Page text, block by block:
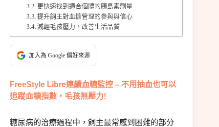
更快速找到適合個體的胰島素劑量
提升飼主對血糖管理的參與與信心
減輕毛孩壓力，改善生活品質
加入為 Google 偏好來源
FreeStyle Libre連續血糖監控 – 不用抽血也可以
追蹤血糖指數，毛孩無壓力!
糖尿病的治療過程中，飼主最常感到困難的部分